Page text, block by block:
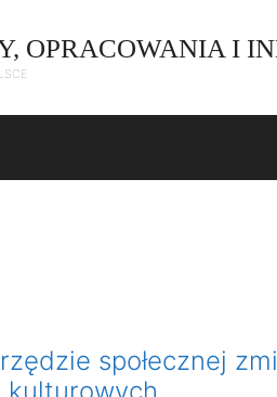
OPRACOWANIA I
społecznej